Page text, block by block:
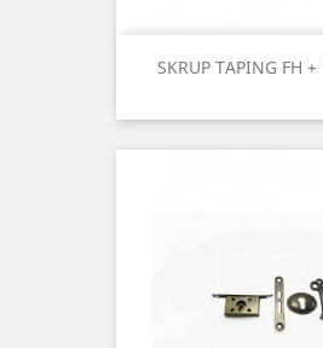
SKRUP TAPING FH